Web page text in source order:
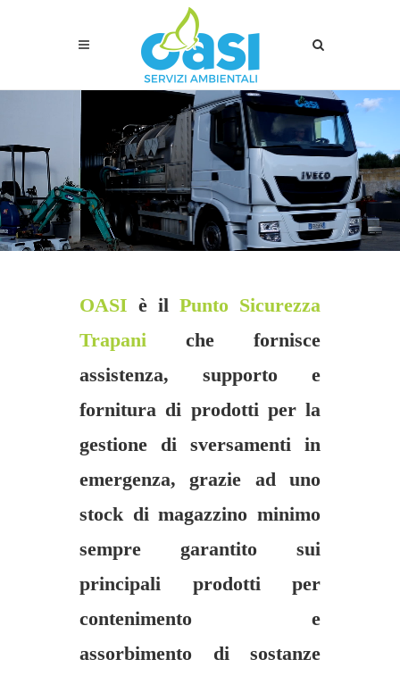
OASI è il Punto Sicurezza
Trapani che fornisce
assistenza, supporto e
fornitura di prodotti per la
gestione di sversamenti in
emergenza, grazie ad uno
stock di magazzino minimo
sempre garantito sui
principali prodotti per
contenimento e
assorbimento di sostanze